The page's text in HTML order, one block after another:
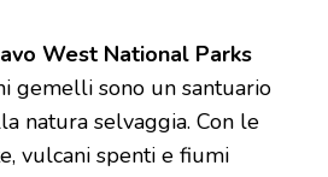
West National Parks
gemelli sono un santuario
natura selvaggia. Con le
vulcani spenti e fiumi